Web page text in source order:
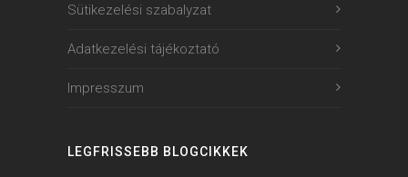
Sütikezelési szabalyzat
Adatkezelési tájékoztató
Impresszum
LEGFRISSEBB BLOGCIKKEK